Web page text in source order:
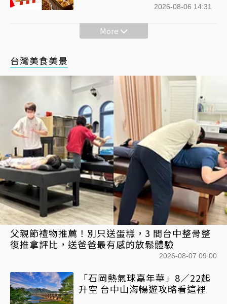
2026-08-06 14:31
More
台灣美食美景
父親節禮物推薦！別只送蛋糕，3 間台中整骨整
復推拿評比，送爸爸最有感的放鬆體驗
2026-08-07 09:00
「石岡熱氣球嘉年華」8／22起
升空 台中山海暢遊攻略看這裡